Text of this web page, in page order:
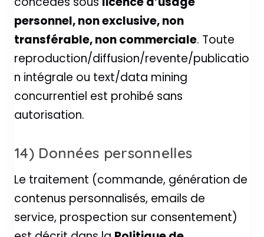
personnel, non exclusive, non
transférable, non commerciale. Toute
reproduction/diffusion/revente/publicatio
n intégrale ou text/data mining
concurrentiel est prohibé sans
autorisation.
14) Données personnelles
Le traitement (commande, génération de
contenus personnalisés, emails de
service, prospection sur consentement)